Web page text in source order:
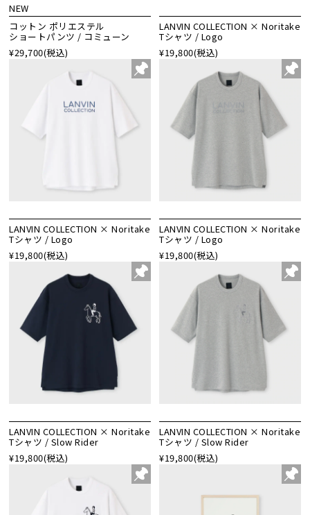
NEW
コットン ポリエステル
ショートパンツ / コミューン
¥29,700(税込)
LANVIN COLLECTION × Noritake
Tシャツ / Logo
¥19,800(税込)
LANVIN COLLECTION × Noritake
Tシャツ / Logo
¥19,800(税込)
LANVIN COLLECTION × Noritake
Tシャツ / Logo
¥19,800(税込)
LANVIN COLLECTION × Noritake
Tシャツ / Slow Rider
¥19,800(税込)
LANVIN COLLECTION × Noritake
Tシャツ / Slow Rider
¥19,800(税込)